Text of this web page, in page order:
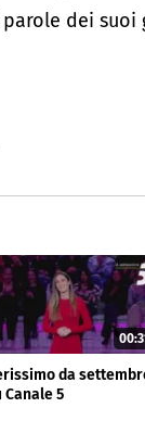
dei suoi
da
Canale 5